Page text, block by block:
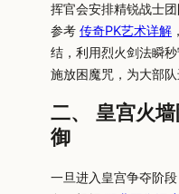
挥官会安排精锐战士
参考 传奇PK艺术详解
结，利用烈火剑法瞬
施放困魔咒，为大部队
二、 皇宫火
御
一旦进入皇宫争夺阶